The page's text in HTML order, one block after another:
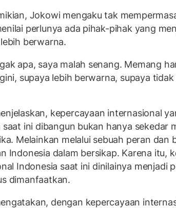
Jokowi mengaku tak
perlunya ada pihak-pihak yang
berwarna.
apa, saya malah senang. Memang
supaya lebih berwarna, supaya
kepercayaan internasional
saat ini dibangun bukan hanya sekedar
Melainkan melalui sebuah peran dan
Indonesia dalam bersikap. Karena itu,
Indonesia saat ini dinilainya menjadi
dimanfaatkan.
dengan kepercayaan